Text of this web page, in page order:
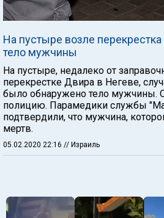
На пустыре возле
тело мужчины
На пустыре, недалеко от
перекрестке Двира в Негеве,
было обнаружено тело мужчины.
полицию. Парамедики службы
подтвердили, что мужчина,
мертв.
05.02.2020 22:16 // Израиль